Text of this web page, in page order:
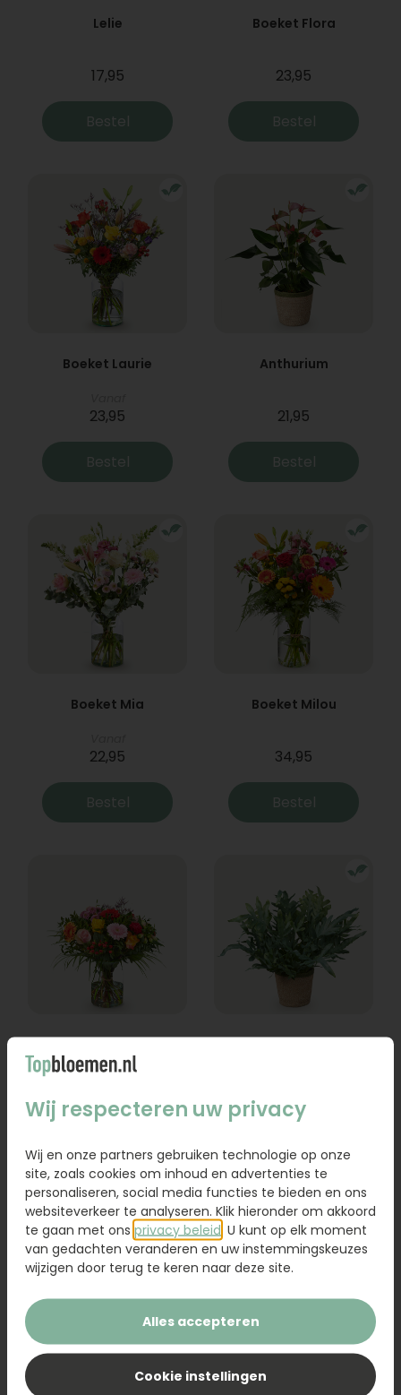
Lelie
17,95
Bestel
Boeket Flora
23,95
Bestel
Boeket Laurie
23,95
Bestel
Anthurium
21,95
Bestel
Boeket Mia
22,95
Bestel
Boeket Milou
34,95
Bestel
Boeket Raya Sanseveria
Wij respecteren uw privacy
Wij en onze partners gebruiken technologie op onze
site, zoals cookies om inhoud en advertenties te
personaliseren, social media functies te bieden en ons
websiteverkeer te analyseren. Klik hieronder om akkoord
te gaan met ons privacy beleid . U kunt op elk moment
van gedachten veranderen en uw instemmingskeuzes
wijzigen door terug te keren naar deze site.
Alles accepteren
Cookie instellingen